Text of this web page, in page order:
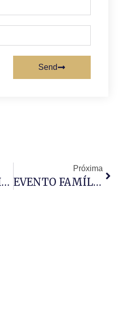
Send
48 HORAS DECISIVAS: DONALD TRUMP PRESSIONA IRÃO
Próxima
EVENTO FAMÍLIA AO PÉ DA CRUZ: IRDA